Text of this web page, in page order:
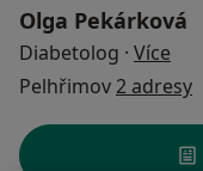
Olga Pekárková
Diabetolog · Více
Pelhřimov2 adresy